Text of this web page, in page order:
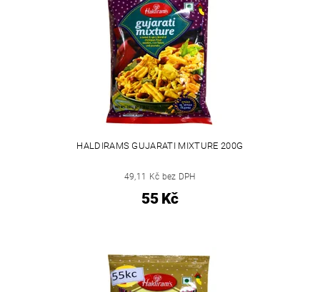
HALDIRAMS GUJARATI MIXTURE 200G
49,11 Kč bez DPH
55 Kč